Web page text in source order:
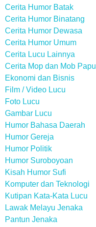
Cerita Humor Batak
Cerita Humor Binatang
Cerita Humor Dewasa
Cerita Humor Umum
Cerita Lucu Lainnya
Cerita Mop dan Mob
Ekonomi dan Bisnis
Film / Video Lucu
Foto Lucu
Gambar Lucu
Humor Bahasa Daerah
Humor Gereja
Humor Politik
Humor Suroboyoan
Kisah Humor Sufi
Komputer dan Teknologi
Kutipan Kata-Kata Lucu
Lawak Melayu Jenaka
Pantun Jenaka